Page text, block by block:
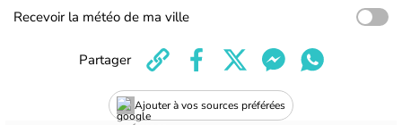
Recevoir la météo de ma ville
Ajouter à vos sources préférées
Partager